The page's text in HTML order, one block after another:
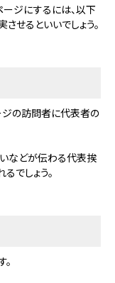
ジにするには、以下
せるといいでしょう。
ジの訪問者に代表者の
などが伝わる代表挨
でしょう。